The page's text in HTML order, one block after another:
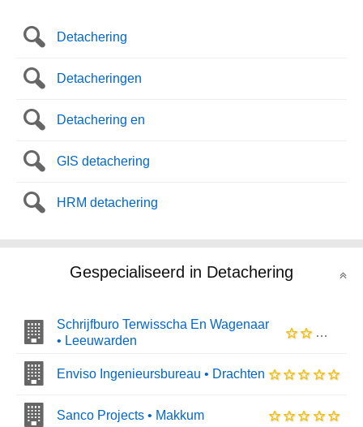
Detachering
Detacheringen
Detachering en
GIS detachering
HRM detachering
Gespecialiseerd in Detachering
Schrijfburo Terwisscha En Wagenaar
• Leeuwarden
Enviso Ingenieursbureau • Drachten
Sanco Projects • Makkum